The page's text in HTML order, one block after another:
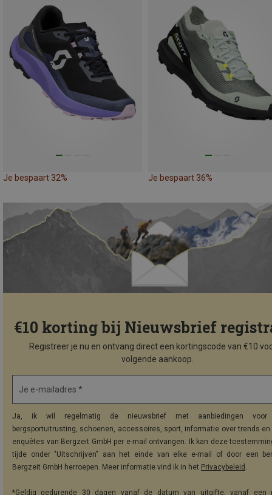
Je bespaart 32% Je bespaart 36%
€10 korting bij Nieuwsbrief
Registreer je nu en ontvang direct een kortingscode van €10
volgende aankoop.
Je e-mailadres *
Ja, ik wil regelmatig de nieuwsbrief met aanbiedingen voor
bergsportuitrusting, schoenen, accessoires, sport, informatie over trends
enquêtes van Bergzeit GmbH per e-mail ontvangen. Ik kan deze
tijde onder "Uitschrijven" aan het einde van elke e-mail of door een
Bergzeit GmbH herroepen. Meer informatie vind ik in het Privacybeleid .
*Geldig gedurende 30 dagen vanaf de datum van uitgifte, vanaf een